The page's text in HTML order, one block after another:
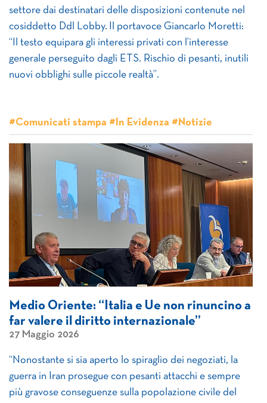
settore dai destinatari delle disposizioni contenute nel
cosiddetto Ddl Lobby. Il portavoce Giancarlo Moretti:
“Il testo equipara gli interessi privati con l’interesse
generale perseguito dagli ETS. Rischio di pesanti, inutili
nuovi obblighi sulle piccole realtà”.
#Comunicati stampa #In Evidenza #Notizie
Medio Oriente: “Italia e Ue non rinuncino a
far valere il diritto internazionale”
27 Maggio 2026
“Nonostante si sia aperto lo spiraglio dei negoziati, la
guerra in Iran prosegue con pesanti attacchi e sempre
più gravose conseguenze sulla popolazione civile del